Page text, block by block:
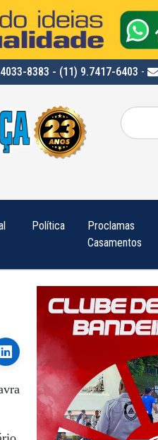
8383 - (11) 9.7417-6403 -
Pesquisar
por:
Política
Proclamas
Casamentos